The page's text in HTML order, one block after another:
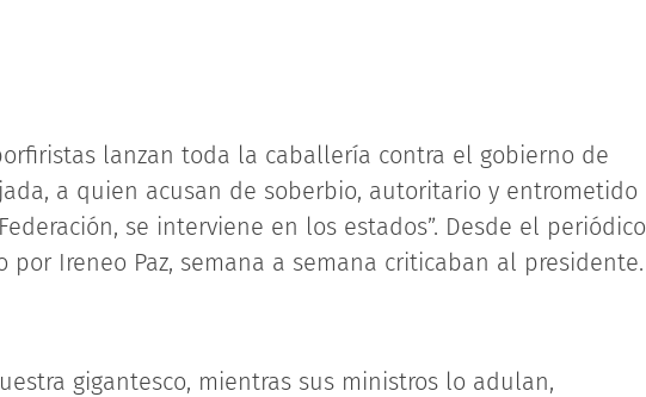
lanzan toda la caballería contra el gobierno de
a quien acusan de soberbio, autoritario y entrometido
se interviene en los estados”. Desde el periódico
por Ireneo Paz, semana a semana criticaban al presidente.
gigantesco, mientras sus ministros lo adulan,